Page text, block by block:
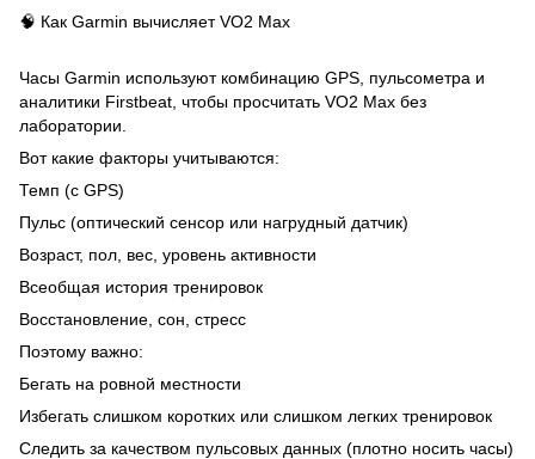
🧠 Как Garmin вычисляет VO2 Max
Часы Garmin используют комбинацию GPS, пульсометра и
аналитики Firstbeat, чтобы просчитать VO2 Max без
лаборатории.
Вот какие факторы учитываются:
Темп (с GPS)
Пульс (оптический сенсор или нагрудный датчик)
Возраст, пол, вес, уровень активности
Всеобщая история тренировок
Восстановление, сон, стресс
Поэтому важно:
Бегать на ровной местности
Избегать слишком коротких или слишком легких тренировок
Следить за качеством пульсовых данных (плотно носить часы)